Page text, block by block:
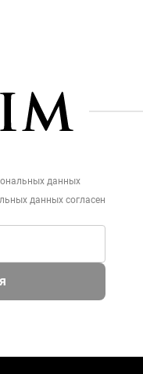
данных
данных согласен